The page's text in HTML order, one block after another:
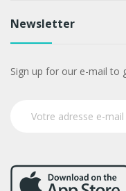
Newsletter
Sign up for our e-mail to